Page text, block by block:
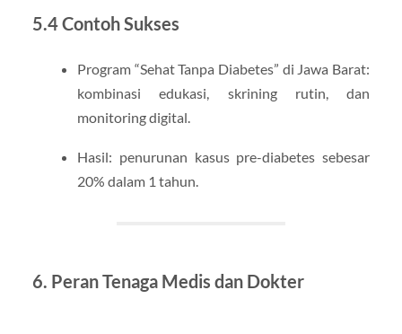
5.4 Contoh Sukses
Program “Sehat Tanpa Diabetes” di Jawa Barat:
kombinasi edukasi, skrining rutin, dan
monitoring digital.
Hasil: penurunan kasus pre-diabetes sebesar
20% dalam 1 tahun.
6. Peran Tenaga Medis dan Dokter